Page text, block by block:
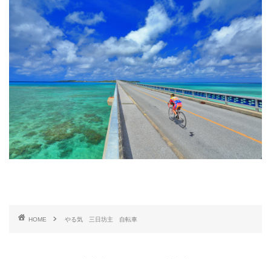
HOME やる気 三日坊主 自転車